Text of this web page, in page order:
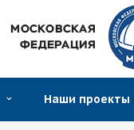
Наши проекты